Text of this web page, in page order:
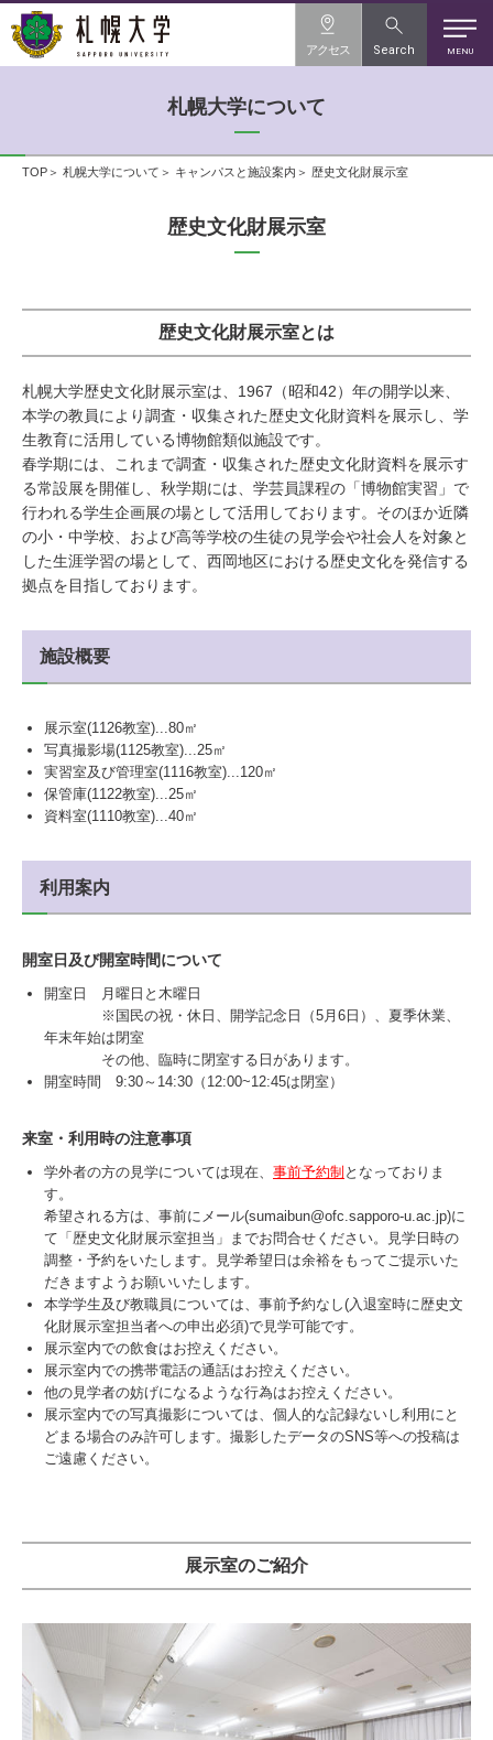
MENU
アクセス Search
札幌大学について
TOP 札幌大学について キャンパスと施設案内 歴史文化財展示室
歴史文化財展示室
歴史文化財展示室とは
札幌大学歴史文化財展示室は、1967（昭和42）年の開学以来、
本学の教員により調査・収集された歴史文化財資料を展示し、学
生教育に活用している博物館類似施設です。
春学期には、これまで調査・収集された歴史文化財資料を展示す
る常設展を開催し、秋学期には、学芸員課程の「博物館実習」で
行われる学生企画展の場として活用しております。そのほか近隣
の小・中学校、および高等学校の生徒の見学会や社会人を対象と
した生涯学習の場として、西岡地区における歴史文化を発信する
拠点を目指しております。
施設概要
展示室(1126教室)...80㎡
写真撮影場(1125教室)...25㎡
実習室及び管理室(1116教室)...120㎡
保管庫(1122教室)...25㎡
資料室(1110教室)...40㎡
利用案内
開室日及び開室時間について
開室日 月曜日と木曜日
※国民の祝・休日、開学記念日（5月6日）、夏季休業、
年末年始は閉室
その他、臨時に閉室する日があります。
開室時間 9:30～14:30（12:00~12:45は閉室）
来室・利用時の注意事項
学外者の方の見学については現在、 事前予約制 となっておりま
す。
希望される方は、事前にメール(sumaibun@ofc.sapporo-u.ac.jp)に
て「歴史文化財展示室担当」までお問合せください。見学日時の
調整・予約をいたします。見学希望日は余裕をもってご提示いた
だきますようお願いいたします。
本学学生及び教職員については、事前予約なし(入退室時に歴史文
化財展示室担当者への申出必須)で見学可能です。
展示室内での飲食はお控えください。
展示室内での携帯電話の通話はお控えください。
他の見学者の妨げになるような行為はお控えください。
展示室内での写真撮影については、個人的な記録ないし利用にと
どまる場合のみ許可します。撮影したデータのSNS等への投稿は
ご遠慮ください。
展示室のご紹介